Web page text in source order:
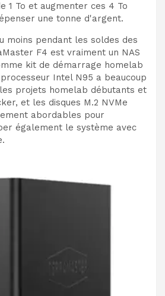
1 To et augmenter ces 4 To
une tonne d'argent.
moins pendant les soldes des
F4 est vraiment un NAS
kit de démarrage homelab
Intel N95 a beaucoup
projets homelab débutants et
et les disques M.2 NVMe
abordables pour
également le système avec